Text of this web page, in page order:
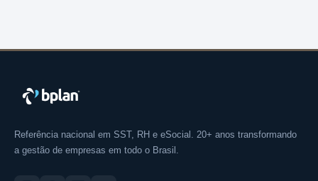
Referência nacional em SST, RH e eSocial. 20+ anos transformando
a gestão de empresas em todo o Brasil.